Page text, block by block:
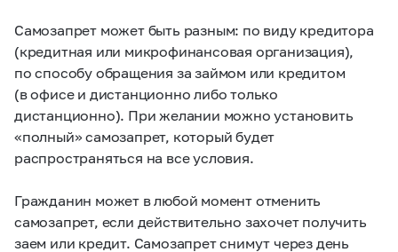
Самозапрет может быть разным: по виду кредитора
(кредитная или микрофинансовая организация),
по способу обращения за займом или кредитом
(в офисе и дистанционно либо только
дистанционно). При желании можно установить
«полный» самозапрет, который будет
распространяться на все условия.
Гражданин может в любой момент отменить
самозапрет, если действительно захочет получить
заем или кредит. Самозапрет снимут через день